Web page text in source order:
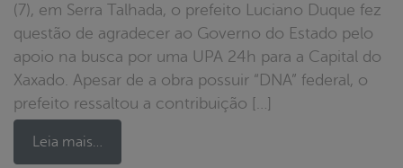
(7), em Serra Talhada, o prefeito Luciano Duque fez
questão de agradecer ao Governo do Estado pelo
apoio na busca por uma UPA 24h para a Capital do
Xaxado. Apesar de a obra possuir “DNA” federal, o
prefeito ressaltou a contribuição […]
Leia mais…